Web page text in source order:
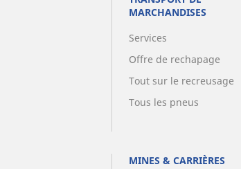
MARCHANDISES
Services
Offre de rechapage
Tout sur le recreusage
Tous les pneus
MINES & CARRIÈRES